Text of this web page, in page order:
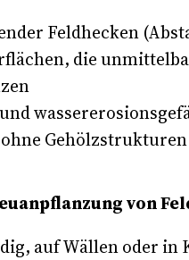
Feldhecken
die
Gehölzstrukturen
von
auf Wällen oder